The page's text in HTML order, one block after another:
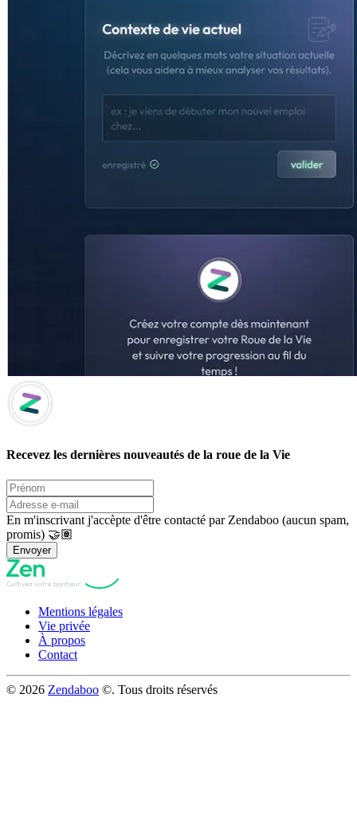
Recevez les dernières nouveautés de la roue de la Vie
En m'inscrivant j'accèpte d'être contacté par Zendaboo (aucun spam,
promis) 🤝🏽
Envoyer
Mentions légales
Vie privée
À propos
Contact
© 2026 Zendaboo ©. Tous droits réservés